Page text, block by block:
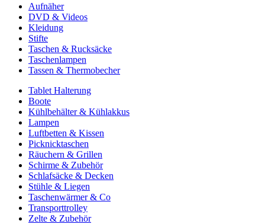
Aufnäher
DVD & Videos
Kleidung
Stifte
Taschen & Rucksäcke
Taschenlampen
Tassen & Thermobecher
Tablet Halterung
Boote
Kühlbehälter & Kühlakkus
Lampen
Luftbetten & Kissen
Picknicktaschen
Räuchern & Grillen
Schirme & Zubehör
Schlafsäcke & Decken
Stühle & Liegen
Taschenwärmer & Co
Transporttrolley
Zelte & Zubehör